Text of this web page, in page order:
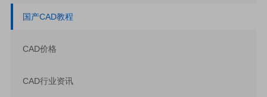
国产CAD教程
CAD价格
CAD行业资讯